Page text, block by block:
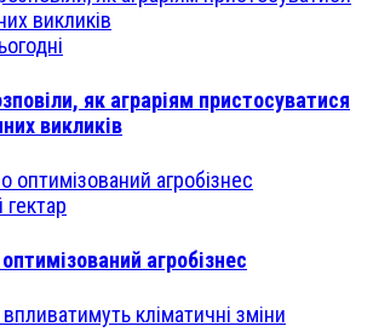
як аграріям пристосуватися
викликів
агробізнес